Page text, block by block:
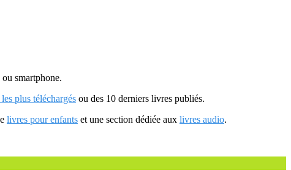
smartphone.
plus téléchargés ou des 10 derniers livres publiés.
livres pour enfants et une section dédiée aux livres audio.